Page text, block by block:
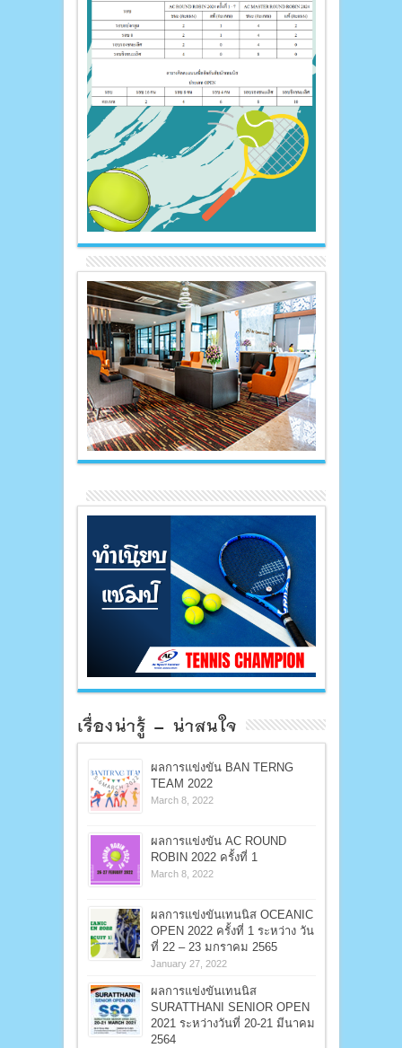
เรื่องน่ารู้ – น่าสนใจ
ผลการแข่งขัน BAN TERNG
TEAM 2022
March 8, 2022
ผลการแข่งขัน AC ROUND
ROBIN 2022 ครั้งที่ 1
March 8, 2022
ผลการแข่งขันเทนนิส OCEANIC
OPEN 2022 ครั้งที่ 1 ระหว่าง วัน
ที่ 22 – 23 มกราคม 2565
January 27, 2022
ผลการแข่งขันเทนนิส
SURATTHANI SENIOR OPEN
2021 ระหว่างวันที่ 20-21 มีนาคม
2564